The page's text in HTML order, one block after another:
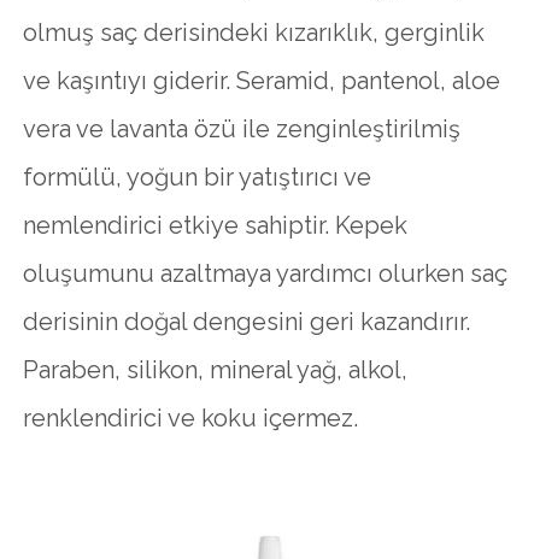
olmuş saç derisindeki kızarıklık, gerginlik
ve kaşıntıyı giderir. Seramid, pantenol, aloe
vera ve lavanta özü ile zenginleştirilmiş
formülü, yoğun bir yatıştırıcı ve
nemlendirici etkiye sahiptir. Kepek
oluşumunu azaltmaya yardımcı olurken saç
derisinin doğal dengesini geri kazandırır.
Paraben, silikon, mineral yağ, alkol,
renklendirici ve koku içermez.